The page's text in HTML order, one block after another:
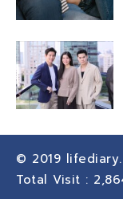
© 2019
Total Visit :